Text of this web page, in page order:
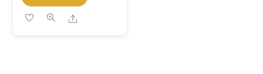
Share